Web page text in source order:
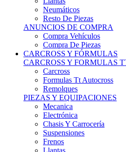
Resto De Piezas
ANUNCIOS DE COMPRA
Compra Vehículos
Compra De Piezas
CARCROSS Y FÓRMULAS
CARCROSS Y FORMULAS TT
Carcross
Formulas Tt Autocross
Remolques
PIEZAS Y EQUIPACIONES
Mecanica
Electrónica
Chasis Y Carrocería
Suspensiones
Frenos
Llantas
Neumáticos